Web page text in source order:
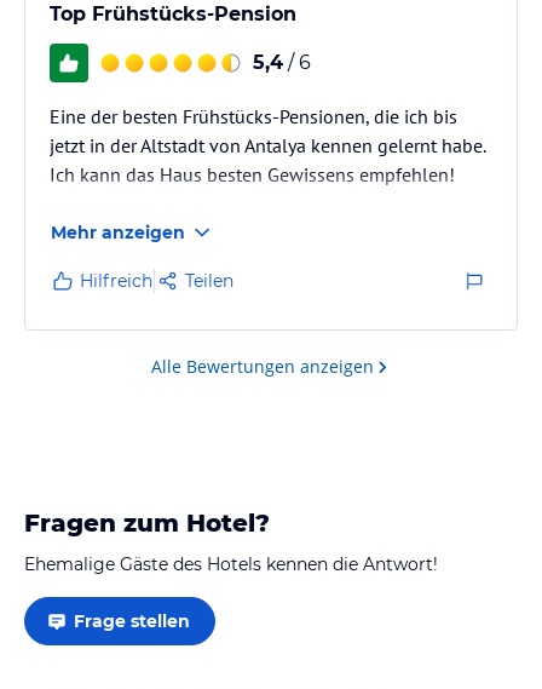
Top Frühstücks-Pension
5,4 / 6
Eine der besten Frühstücks-Pensionen, die ich bis
jetzt in der Altstadt von Antalya kennen gelernt habe.
Ich kann das Haus besten Gewissens empfehlen!
Mehr anzeigen
Hilfreich Teilen
Alle Bewertungen anzeigen
Fragen zum Hotel?
Ehemalige Gäste des Hotels kennen die Antwort!
Frage stellen